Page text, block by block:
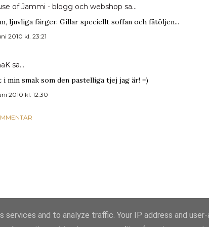
of Jammi - blogg och webshop sa…
ljuvliga färger. Gillar speciellt soffan och fåtöljen...
2010 kl. 23:21
sa…
i min smak som den pastelliga tjej jag är! =)
2010 kl. 12:30
and to analyze traffic. Your IP address and